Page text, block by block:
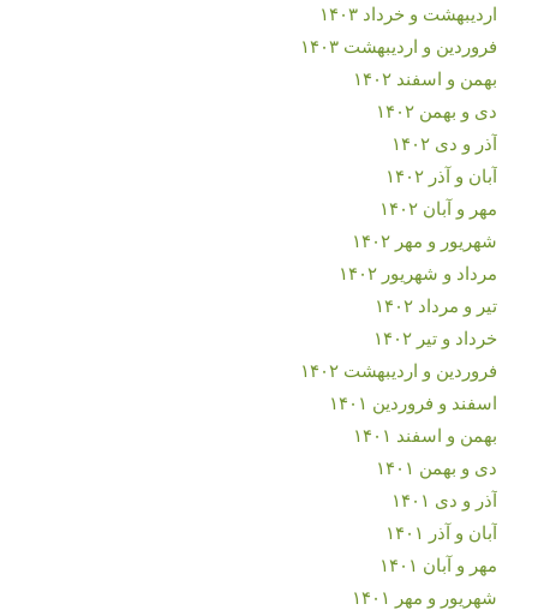
اردیبهشت و خرداد ۱۴۰۳
فروردین و اردیبهشت ۱۴۰۳
بهمن و اسفند ۱۴۰۲
دی و بهمن ۱۴۰۲
آذر و دی ۱۴۰۲
آبان و آذر ۱۴۰۲
مهر و آبان ۱۴۰۲
شهریور و مهر ۱۴۰۲
مرداد و شهریور ۱۴۰۲
تیر و مرداد ۱۴۰۲
خرداد و تیر ۱۴۰۲
فروردین و اردیبهشت ۱۴۰۲
اسفند و فروردین ۱۴۰۱
بهمن و اسفند ۱۴۰۱
دی و بهمن ۱۴۰۱
آذر و دی ۱۴۰۱
آبان و آذر ۱۴۰۱
مهر و آبان ۱۴۰۱
شهریور و مهر ۱۴۰۱